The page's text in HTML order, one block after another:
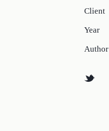
Client
Year
Author